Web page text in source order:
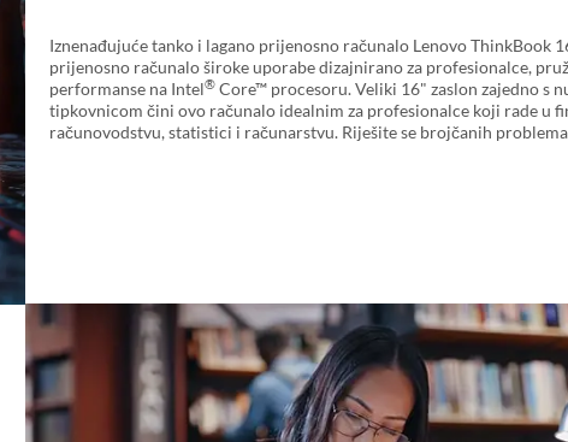
Iznenađujuće tanko i lagano prijenosno računalo Lenovo ThinkBook
prijenosno računalo široke uporabe dizajnirano za profesionalce,
performanse na Intel® Core™ procesoru. Veliki 16" zaslon zajedno s
tipkovnicom čini ovo računalo idealnim za profesionalce koji rade u
računovodstvu, statistici i računarstvu. Riješite se brojčanih